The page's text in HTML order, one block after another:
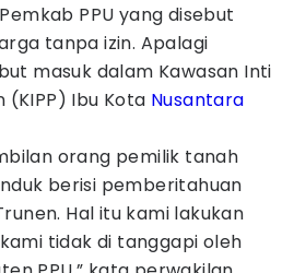
PPU yang disebut
tanpa izin. Apalagi
masuk dalam Kawasan Inti
(KIPP) Ibu Kota Nusantara
orang pemilik tanah
berisi pemberitahuan
Hal itu kami lakukan
tidak di tanggapi oleh